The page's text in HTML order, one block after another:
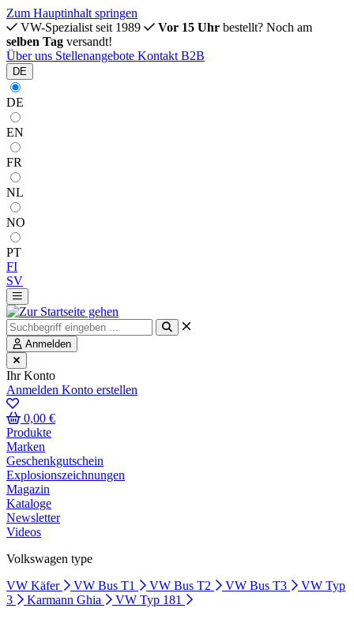
Zum Hauptinhalt springen
VW-Spezialist seit 1989
Vor 15 Uhr bestellt? Noch am
selben Tag versandt!
Über uns Stellenangebote Kontakt B2B
DE
DE
EN
FR
NL
NO
PT
FI
SV
Anmelden
Ihr Konto
Anmelden Konto erstellen
0,00 €
Produkte
Marken
Geschenkgutschein
Explosionszeichnungen
Magazin
Kataloge
Newsletter
Videos
Volkswagen type
VW Käfer
VW Bus T1 VW Bus T2 VW Bus T3
VW Typ
3
Karmann Ghia VW Typ 181